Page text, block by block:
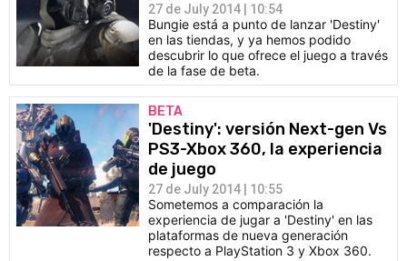
27 de July 2014 | 10:54
Bungie está a punto de lanzar 'Destiny'
en las tiendas, y ya hemos podido
descubrir lo que ofrece el juego a través
de la fase de beta.
BETA
'Destiny': versión Next-gen Vs
PS3-Xbox 360, la experiencia
de juego
27 de July 2014 | 10:55
Sometemos a comparación la
experiencia de jugar a 'Destiny' en las
plataformas de nueva generación
respecto a PlayStation 3 y Xbox 360.